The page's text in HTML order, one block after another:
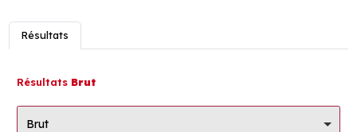
Résultats
Résultats Brut
Brut